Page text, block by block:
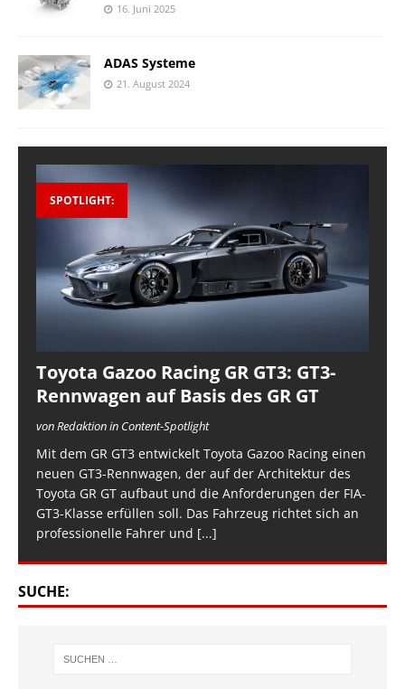
16. Juni 2025
ADAS Systeme
21. August 2024
SPOTLIGHT:
Toyota Gazoo Racing GR GT3: GT3-
Rennwagen auf Basis des GR GT
von Redaktion in Content-Spotlight
Mit dem GR GT3 entwickelt Toyota Gazoo Racing einen
neuen GT3-Rennwagen, der auf der Architektur des
Toyota GR GT aufbaut und die Anforderungen der FIA-
GT3-Klasse erfüllen soll. Das Fahrzeug richtet sich an
professionelle Fahrer und [...]
SUCHE: